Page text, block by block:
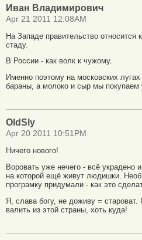
Иван Владимирович
Apr 21 2011 12:08AM
На Западе правительство относится
стаду.
В России - как волк к чужому.
Именно поэтому на московских
бараны, а молоко и сыр мы покупаем
OldSly
Apr 20 2011 10:51PM
Ничего нового!
Воровать уже нечего - всё украдено
на которой ещё живут людишки.
програмку придумали - как это
Я, слава богу, не доживу =
валить из этой страны, хоть куда!